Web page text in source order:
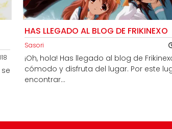
HAS LLEGADO AL BLOG DE FRIKINEXO
Sasori
¡Oh, hola! Has llegado al blog de
cómodo y disfruta del lugar. Por este
encontrar...